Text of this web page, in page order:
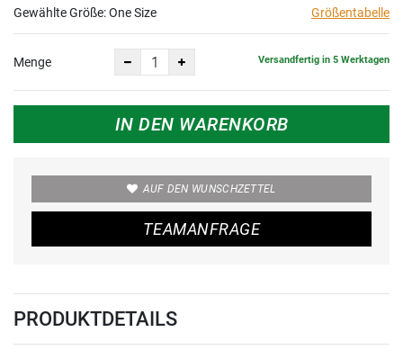
Gewählte Größe:One Size Größentabelle
Menge Versandfertig in 5 Werktagen
IN DEN WARENKORB
AUF DEN WUNSCHZETTEL
TEAMANFRAGE
PRODUKTDETAILS